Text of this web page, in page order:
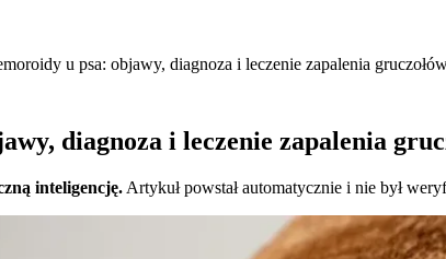
u psa: objawy, diagnoza i leczenie zapalenia
diagnoza i leczenie zapalenia
inteligencję. Artykuł powstał automatycznie i nie był